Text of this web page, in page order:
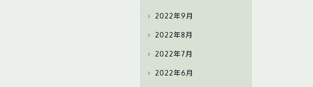
2022年9月
2022年8月
2022年7月
2022年6月